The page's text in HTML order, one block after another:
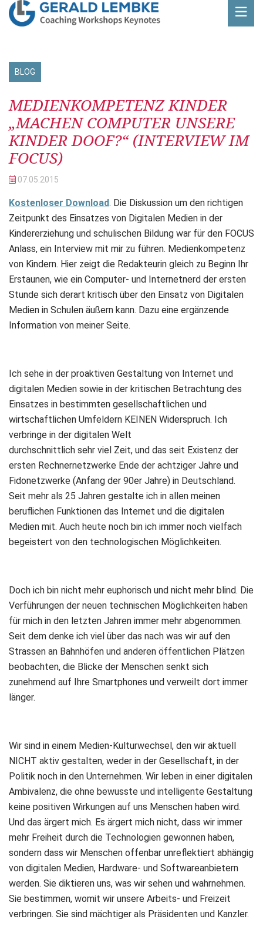
BLOG
MEDIENKOMPETENZ KINDER
„MACHEN COMPUTER UNSERE
KINDER DOOF?“ (INTERVIEW IM
FOCUS)
07.05. 2015
Kostenloser Download. Die Diskussion um den richtigen
Zeitpunkt des Einsatzes von Digitalen Medien in der
Kindererziehung und schulischen Bildung war für den FOCUS
Anlass, ein Interview mit mir zu führen. Medienkompetenz
von Kindern. Hier zeigt die Redakteurin gleich zu Beginn Ihr
Erstaunen, wie ein Computer- und Internetnerd der ersten
Stunde sich derart kritisch über den Einsatz von Digitalen
Medien in Schulen äußern kann. Dazu eine ergänzende
Information von meiner Seite.
Ich sehe in der proaktiven Gestaltung von Internet und
digitalen Medien sowie in der kritischen Betrachtung des
Einsatzes in bestimmten gesellschaftlichen und
wirtschaftlichen Umfeldern KEINEN Widerspruch. Ich
verbringe in der digitalen Welt
durchschnittlich sehr viel Zeit, und das seit Existenz der
ersten Rechnernetzwerke Ende der achtziger Jahre und
Fidonetzwerke (Anfang der 90er Jahre) in Deutschland.
Seit mehr als 25 Jahren gestalte ich in allen meinen
beruflichen Funktionen das Internet und die digitalen
Medien mit. Auch heute noch bin ich immer noch vielfach
begeistert von den technologischen Möglichkeiten.
Doch ich bin nicht mehr euphorisch und nicht mehr blind. Die
Verführungen der neuen technischen Möglichkeiten haben
für mich in den letzten Jahren immer mehr abgenommen.
Seit dem denke ich viel über das nach was wir auf den
Strassen an Bahnhöfen und anderen öffentlichen Plätzen
beobachten, die Blicke der Menschen senkt sich
zunehmend auf Ihre Smartphones und verweilt dort immer
länger.
Wir sind in einem Medien-Kulturwechsel, den wir aktuell
NICHT aktiv gestalten, weder in der Gesellschaft, in der
Politik noch in den Unternehmen. Wir leben in einer digitalen
Ambivalenz, die ohne bewusste und intelligente Gestaltung
keine positiven Wirkungen auf uns Menschen haben wird.
Und das ärgert mich. Es ärgert mich nicht, dass wir immer
mehr Freiheit durch die Technologien gewonnen haben,
sondern dass wir Menschen offenbar unreflektiert abhängig
von digitalen Medien, Hardware- und Softwareanbietern
werden. Sie diktieren uns, was wir sehen und wahrnehmen.
Sie bestimmen, womit wir unsere Arbeits- und Freizeit
verbringen. Sie sind mächtiger als Präsidenten und Kanzler.